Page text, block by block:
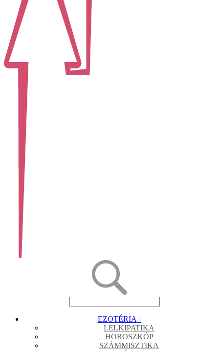
EZOTÉRIA+
LELKIPATIKA
HOROSZKÓP
SZÁMMISZTIKA